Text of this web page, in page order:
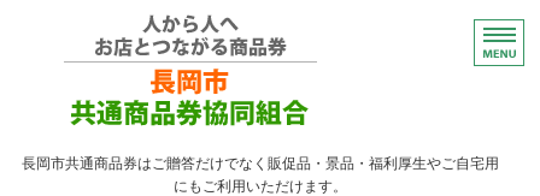
コンパクトなプレゼン
長岡市共通商品券はご贈答だけでなく販促品・景品・福利厚生やご自宅用
にもご利用いただけます。